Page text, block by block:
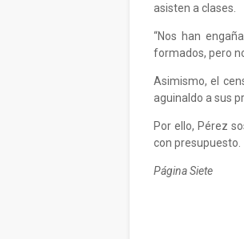
asisten a clases.
“Nos han
formados, pero
Asimismo, el
aguinaldo a sus
Por ello, Pérez
con presupuesto.
Página Siete